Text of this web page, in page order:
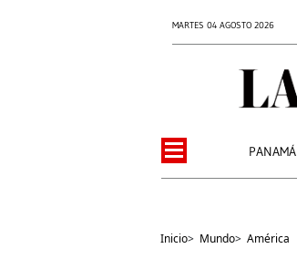
MARTES 04 AGOSTO 2026
PANAMÁ
Inicio> Mundo> América